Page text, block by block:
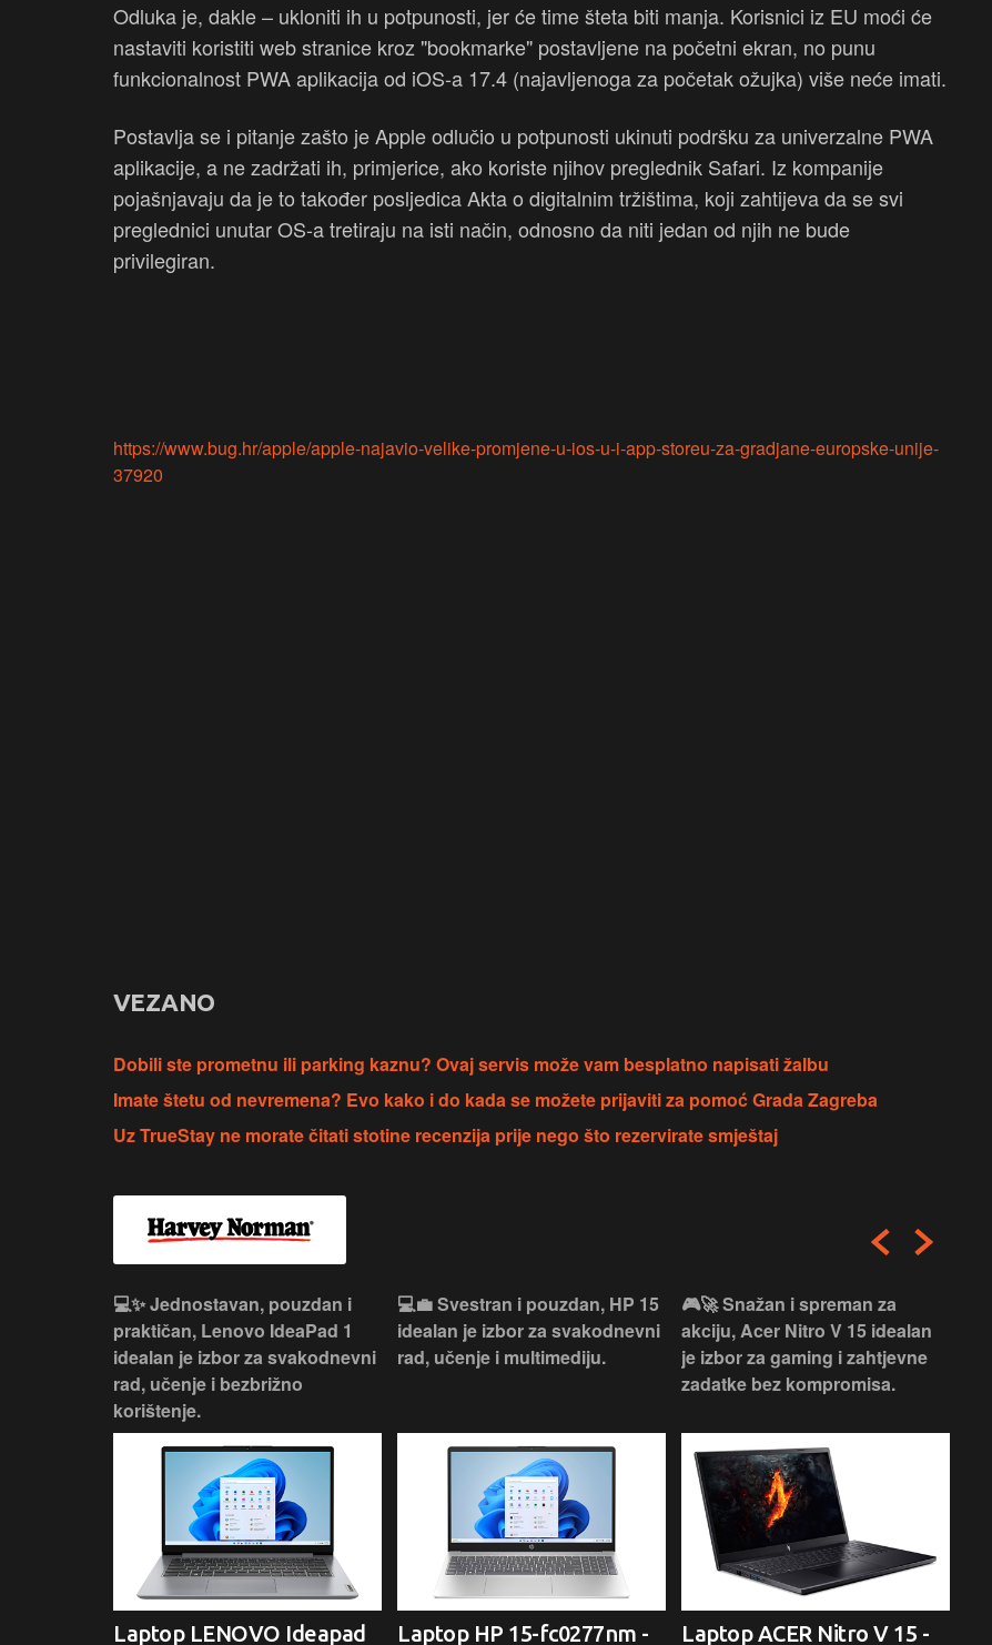
Odluka je, dakle – ukloniti ih u potpunosti, jer će time šteta biti manja. Korisnici iz EU moći će
nastaviti koristiti web stranice kroz "bookmarke" postavljene na početni ekran, no punu
funkcionalnost PWA aplikacija od iOS-a 17.4 (najavljenoga za početak ožujka) više neće imati.
Postavlja se i pitanje zašto je Apple odlučio u potpunosti ukinuti podršku za univerzalne PWA
aplikacije, a ne zadržati ih, primjerice, ako koriste njihov preglednik Safari. Iz kompanije
pojašnjavaju da je to također posljedica Akta o digitalnim tržištima, koji zahtijeva da se svi
preglednici unutar OS-a tretiraju na isti način, odnosno da niti jedan od njih ne bude
privilegiran.
https://www.bug.hr/apple/apple-najavio-velike-promjene-u-ios-u-i-app-storeu-za-gradjane-europske-unije-
37920
VEZANO
Dobili ste prometnu ili parking kaznu? Ovaj servis može vam besplatno napisati žalbu
Imate štetu od nevremena? Evo kako i do kada se možete prijaviti za pomoć Grada Zagreba
Uz TrueStay ne morate čitati stotine recenzija prije nego što rezervirate smještaj
💻✨ Jednostavan, pouzdan i
praktičan, Lenovo IdeaPad 1
idealan je izbor za svakodnevni
rad, učenje i bezbrižno
korištenje.
Laptop LENOVO Ideapad
💻💼 Svestran i pouzdan, HP 15
idealan je izbor za svakodnevni
rad, učenje i multimediju.
Laptop HP 15-fc0277nm -
🎮🚀 Snažan i spreman za
akciju, Acer Nitro V 15 idealan
je izbor za gaming i zahtjevne
zadatke bez kompromisa.
Laptop ACER Nitro V 15 -